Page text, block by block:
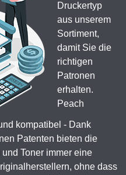
Druckertyp
aus unserem
Sortiment,
damit Sie die
richtigen
Patronen
erhalten.
Peach
kompatibel - Dank
Patenten bieten die
Toner immer eine
ohne dass